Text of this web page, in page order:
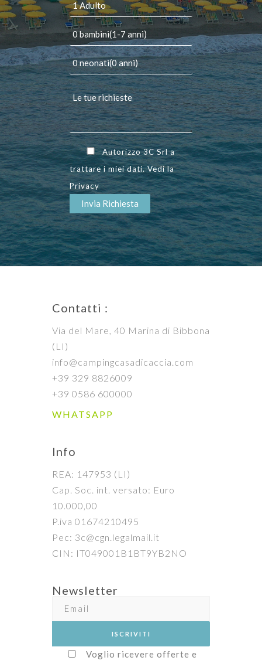
Autorizzo 3C Srl a
trattare i miei dati. Vedi la
Privacy
Contatti :
Via del Mare, 40 Marina di Bibbona
(LI)
info@campingcasadicaccia.com
+39 329 8826009
+39 0586 600000
WHATSAPP
Info
REA: 147953 (LI)
Cap. Soc. int. versato: Euro
10.000,00
P.iva 01674210495
Pec: 3c@cgn.legalmail.it
CIN: IT049001B1BT9YB2NO
Newsletter
Voglio ricevere offerte e